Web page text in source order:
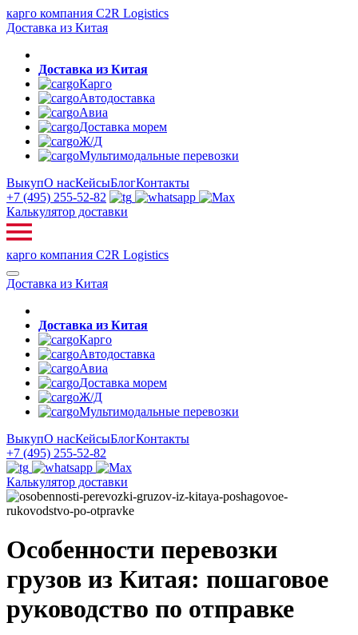
карго компания C2R Logistics
Доставка из Китая
Доставка из Китая
Карго
Автодоставка
Авиа
Доставка морем
Ж/Д
Мультимодальные перевозки
ВыкупО насКейсыБлогКонтакты
+7 (495) 255-52-82
Калькулятор доставки
карго компания C2R Logistics
Доставка из Китая
Доставка из Китая
Карго
Автодоставка
Авиа
Доставка морем
Ж/Д
Мультимодальные перевозки
ВыкупО насКейсыБлогКонтакты
+7 (495) 255-52-82
Калькулятор доставки
Особенности перевозки
грузов из Китая: пошаговое
руководство по отправке